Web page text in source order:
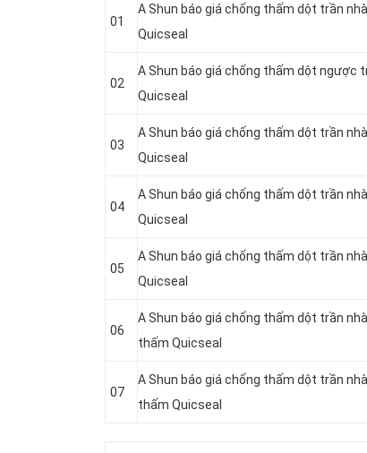
01
A Shun báo giá chống thấm dột trần
Quicseal
02
A Shun báo giá chống thấm dột ngược
Quicseal
03
A Shun báo giá chống thấm dột trần
Quicseal
04
A Shun báo giá chống thấm dột trần
Quicseal
05
A Shun báo giá chống thấm dột trần
Quicseal
06
A Shun báo giá chống thấm dột trần
thấm Quicseal
07
A Shun báo giá chống thấm dột trần
thấm Quicseal